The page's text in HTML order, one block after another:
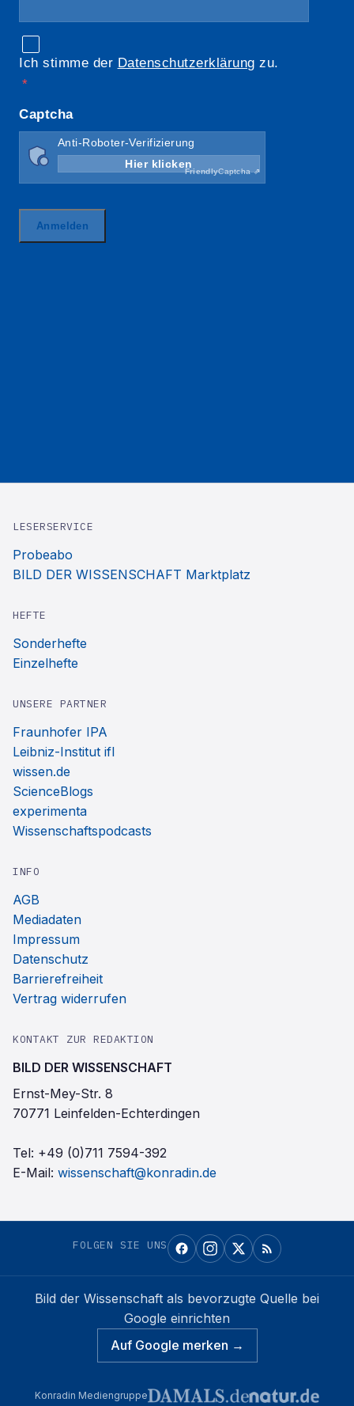
LESERSERVICE
Probeabo
BILD DER WISSENSCHAFT Marktplatz
HEFTE
Sonderhefte
Einzelhefte
UNSERE PARTNER
Fraunhofer IPA
Leibniz-Institut ifl
wissen.de
ScienceBlogs
experimenta
Wissenschaftspodcasts
INFO
AGB
Mediadaten
Impressum
Datenschutz
Barrierefreiheit
Vertrag widerrufen
KONTAKT ZUR REDAKTION
BILD DER WISSENSCHAFT
Ernst-Mey-Str. 8
70771 Leinfelden-Echterdingen
Tel: +49 (0)711 7594-392
E-Mail: wissenschaft@konradin.de
FOLGEN SIE UNS
Bild der Wissenschaft als bevorzugte Quelle bei
Google einrichten
Auf Google merken →
Konradin Mediengruppe